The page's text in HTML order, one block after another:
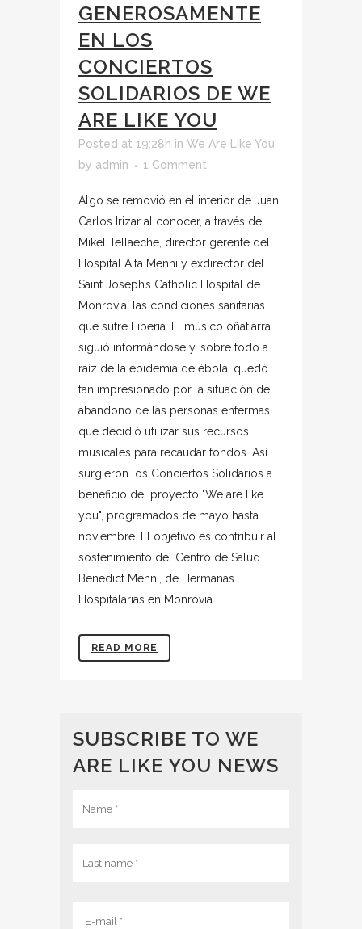
GENEROSAMENTE
EN LOS
CONCIERTOS
SOLIDARIOS DE WE
ARE LIKE YOU
Posted at 19:28h in We Are Like You
by admin 1 Comment
Algo se removió en el interior de Juan
Carlos Irizar al conocer, a través de
Mikel Tellaeche, director gerente del
Hospital Aita Menni y exdirector del
Saint Joseph’s Catholic Hospital de
Monrovia, las condiciones sanitarias
que sufre Liberia. El músico oñatiarra
siguió informándose y, sobre todo a
raíz de la epidemia de ébola, quedó
tan impresionado por la situación de
abandono de las personas enfermas
que decidió utilizar sus recursos
musicales para recaudar fondos. Así
surgieron los Conciertos Solidarios a
beneficio del proyecto "We are like
you", programados de mayo hasta
noviembre. El objetivo es contribuir al
sostenimiento del Centro de Salud
Benedict Menni, de Hermanas
Hospitalarias en Monrovia.
READ MORE
SUBSCRIBE TO WE
ARE LIKE YOU NEWS